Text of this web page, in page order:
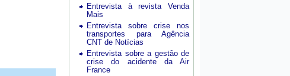
Entrevista à revista Venda
Mais
Entrevista sobre crise nos
transportes para Agência
CNT de Notícias
Entrevista sobre a gestão de
crise do acidente da Air
France